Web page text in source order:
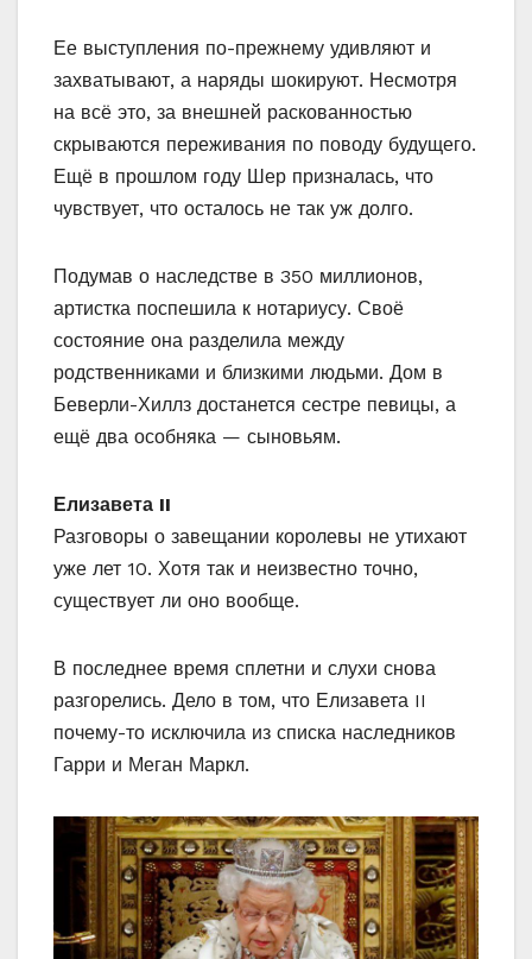
Ее выступления по-прежнему удивляют и
захватывают, а наряды шокируют. Несмотря
на всё это, за внешней раскованностью
скрываются переживания по поводу будущего.
Ещё в прошлом году Шер призналась, что
чувствует, что осталось не так уж долго.
Подумав о наследстве в 350 миллионов,
артистка поспешила к нотариусу. Своё
состояние она разделила между
родственниками и близкими людьми. Дом в
Беверли-Хиллз достанется сестре певицы, а
ещё два особняка — сыновьям.
Елизавета II
Разговоры о завещании королевы не утихают
уже лет 10. Хотя так и неизвестно точно,
существует ли оно вообще.
В последнее время сплетни и слухи снова
разгорелись. Дело в том, что Елизавета II
почему-то исключила из списка наследников
Гарри и Меган Маркл.